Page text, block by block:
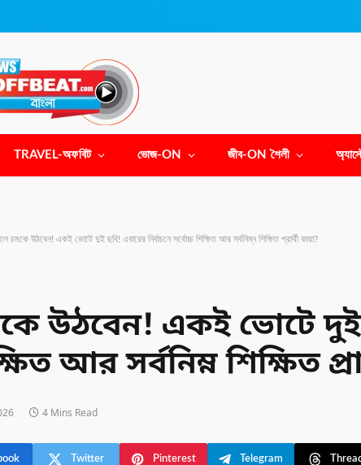
TRAVEL-অফবিট ভোজ-ON জীব-ON শৈলী
চমকে উঠবেন! একই ভোটে দুই ছবি! এবারের নির্বাচনে সর্বোচ্চ শিক্ষিত আর সর্বনিম্ন শিক্ষিত প্রার্থী কারা?
উঠবেন! একই ভোটে দুই
আর সর্বনিম্ন শিক্ষিত
4 Mins Read
Twitter Pinterest Telegram